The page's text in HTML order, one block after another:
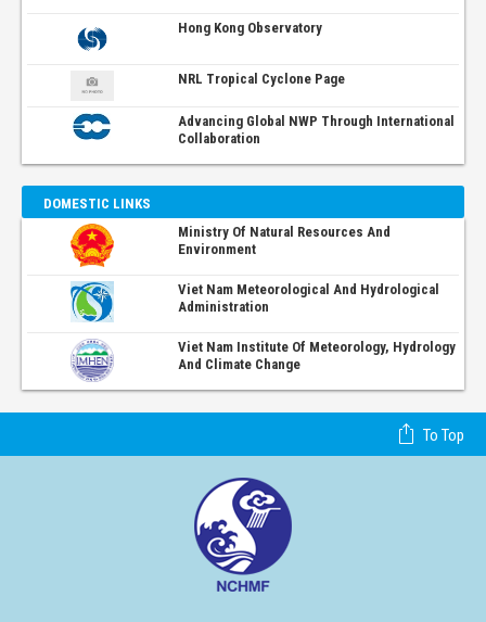
Hong Kong Observatory
NRL Tropical Cyclone Page
Advancing Global NWP Through International
Collaboration
DOMESTIC LINKS
Ministry Of Natural Resources And
Environment
Viet Nam Meteorological And Hydrological
Administration
Viet Nam Institute Of Meteorology, Hydrology
And Climate Change
To Top